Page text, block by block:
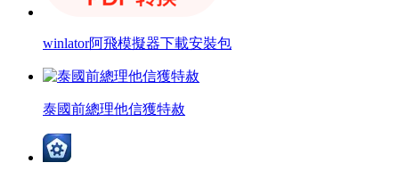
winlator阿飛模擬器下載安裝包
泰國前總理他信獲特赦